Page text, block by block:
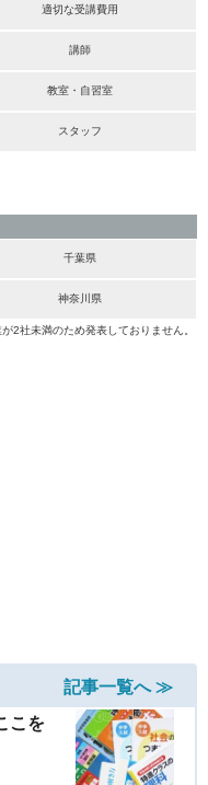
適切な受講費用
講師
教室・自習室
スタッフ
千葉県
神奈川県
2社未満のため発表しておりません。
記事一覧へ ≫
こを